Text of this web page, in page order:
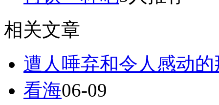
相关文章
遭人唾弃和令人感动
看海06-09